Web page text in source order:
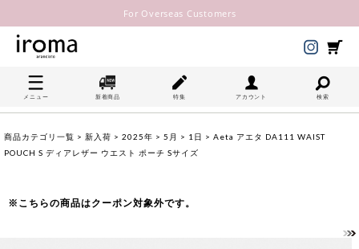
For Overseas Customers
メニュー 新着商品 特集 アカウント 検索
商品カテゴリ一覧 > 新入荷 > 2025年 > 5月 > 1日 > Aeta アエタ DA111 WAIST
POUCH S ディアレザー ウエスト ポーチ Sサイズ
※こちらの商品はクーポン対象外です。